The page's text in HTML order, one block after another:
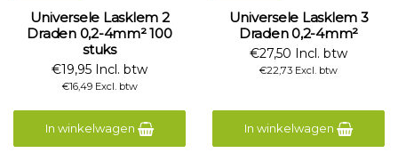
Universele Lasklem 2
Draden 0,2-4mm² 100
stuks
€19,95 Incl. btw
€16,49 Excl. btw
In winkelwagen
Universele Lasklem 3
Draden 0,2-4mm²
€27,50 Incl. btw
€22,73 Excl. btw
In winkelwagen